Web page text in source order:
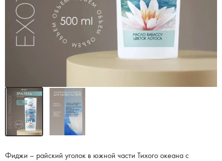
Фиджи – райский уголок в южной части Тихого океана с